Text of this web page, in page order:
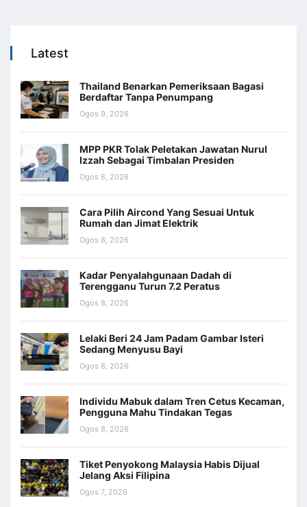
Latest
Thailand Benarkan Pemeriksaan Bagasi
Berdaftar Tanpa Penumpang
Ogos 9, 2026
MPP PKR Tolak Peletakan Jawatan Nurul
Izzah Sebagai Timbalan Presiden
Ogos 8, 2026
Cara Pilih Aircond Yang Sesuai Untuk
Rumah dan Jimat Elektrik
Ogos 8, 2026
Kadar Penyalahgunaan Dadah di
Terengganu Turun 7.2 Peratus
Ogos 8, 2026
Lelaki Beri 24 Jam Padam Gambar Isteri
Sedang Menyusu Bayi
Ogos 8, 2026
Individu Mabuk dalam Tren Cetus Kecaman,
Pengguna Mahu Tindakan Tegas
Ogos 8, 2026
Tiket Penyokong Malaysia Habis Dijual
Jelang Aksi Filipina
Ogos 7, 2026